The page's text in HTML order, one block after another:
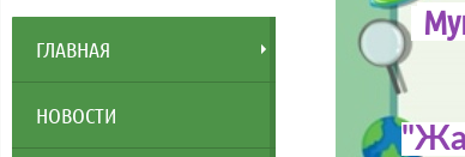
ГЛАВНАЯ
НОВОСТИ